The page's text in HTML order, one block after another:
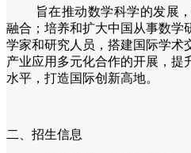
旨在推动数学科学的发展
融合；培养和扩大中国从事数学
学家和研究人员，搭建国际学术
产业应用多元化合作的开展，提
水平，打造国际创新高地。
二、招生信息